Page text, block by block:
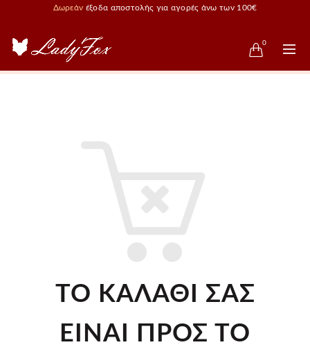
Δωρεάν έξοδα αποστολής για αγορές άνω των 100€
0
ΤΟ ΚΑΛΆΘΙ ΣΑΣ
ΕΊΝΑΙ ΠΡΟΣ ΤΟ